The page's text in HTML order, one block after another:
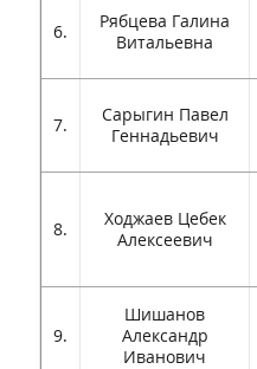
6.
Рябцева Галина
Витальевна
7.
Сарыгин Павел
Геннадьевич
8.
Ходжаев Цебек
Алексеевич
9.
Шишанов
Александр
Иванович